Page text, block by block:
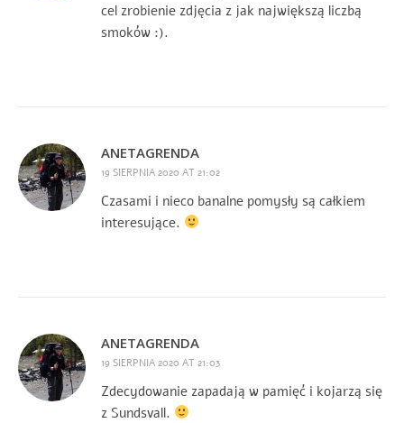
cel zrobienie zdjęcia z jak największą liczbą
smoków :).
ANETAGRENDA
19 SIERPNIA 2020 AT 21:02
Czasami i nieco banalne pomysły są całkiem
interesujące.
ANETAGRENDA
19 SIERPNIA 2020 AT 21:03
Zdecydowanie zapadają w pamięć i kojarzą się
z Sundsvall.